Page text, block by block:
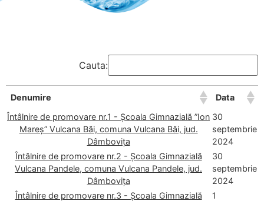
Cauta:
Denumire
Data
Întâlnire de promovare nr.1 - Școala Gimnazială ”Ion
Mareș” Vulcana Băi, comuna Vulcana Băi, jud.
Dâmbovița
30
septembrie
2024
Întâlnire de promovare nr.2 - Școala Gimnazială
Vulcana Pandele, comuna Vulcana Pandele, jud.
Dâmbovița
30
septembrie
2024
Întâlnire de promovare nr.3 - Școala Gimnazială
1